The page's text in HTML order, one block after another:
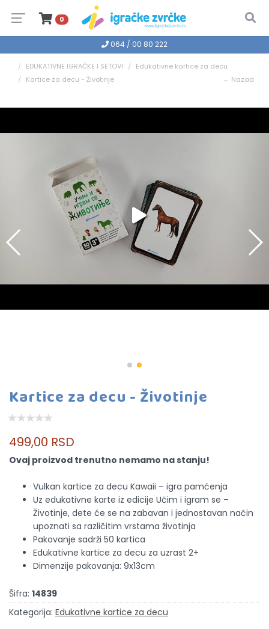
0
064 / 00 80 222
EDUKATIVNE IGRAČKE I SETOVI
Edukativne kartice za decu
Kartice za decu - Životinje
← Nazad
Kartice za decu - Životinje
499,00 RSD
Ovaj proizvod trenutno nemamo na stanju!
Vulkan kartice za decu Kawaii – igra pamćenja
Uz edukativne karte iz edicije Učim i igram se –
Životinje, dete će se na zabavan i jednostavan način
upoznati sa različitim vrstama životinja
Pakovanje sadrži 50 kartica
Edukativne kartice za decu za uzrast 2+
Dimenzije pakovanja: 9x13cm
Šifra: 14839
Kategorija: Edukativne kartice za decu